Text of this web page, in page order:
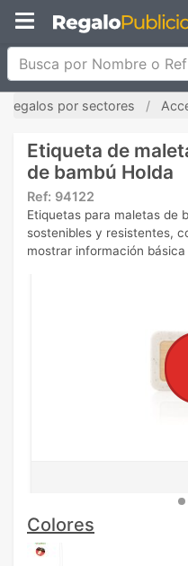
Busca por Nombre o Ref
Regalos por sectores
Etiqueta de
de bambú Holda
Ref: 94122
Etiquetas para maletas de
sostenibles y resistentes,
mostrar información
Colores